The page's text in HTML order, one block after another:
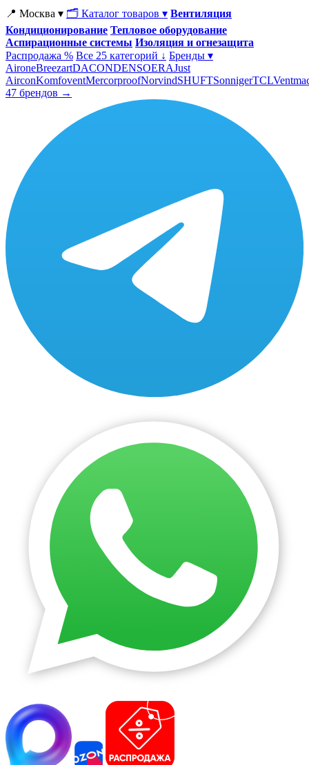
📍 Москва ▾ 🗂 Каталог товаров ▾ Вентиляция
Кондиционирование Тепловое оборудование
Аспирационные системы Изоляция и огнезащита
Распродажа % Все 25 категорий ↓ Бренды ▾
AironeBreezartDACONDENSOERAJust
AirconKomfoventMercorproofNorvindSHUFTSonnigerTCL
47 брендов →